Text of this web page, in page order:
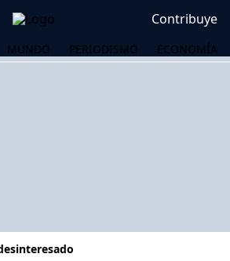
Contribuye
MUNDO PERIODISMO ECONOMÍA